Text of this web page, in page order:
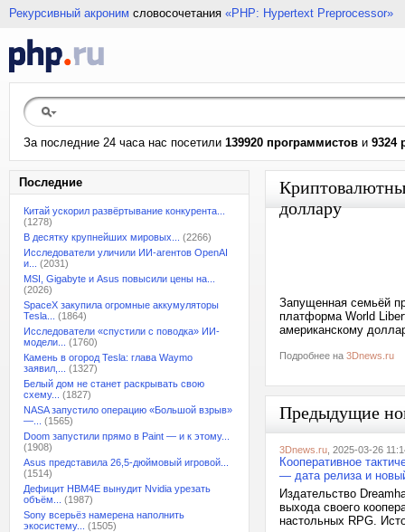
Рекурсивный акроним словосочетания «PHP: Hypertext Preprocessor»
За последние 24 часа нас посетили 139920 программистов и 9324
Последние
Китай ускорил развёртывание конкурента...
(1278)
В десятку крупнейших мировых...
(2266)
Исследователи уличили ИИ-агентов OpenAI
и...
(2031)
MSI, Gigabyte и Asus повысили цены на...
(2026)
SpaceX закупила огромные аккумуляторы
Tesla...
(1864)
Исследователи «спустили с поводка» ИИ-
модели...
(1760)
Камень в огород Tesla: глава Waymo
заявил,...
(1327)
Белый дом не станет раскрывать свою
схему...
(1827)
NASA запустило операцию «Большой взрыв»
—...
(1565)
Doom запустили прямо в Paint — и к этому...
(1908)
Asus представила 26,5-дюймовый игровой...
(1514)
Дефицит HBM4E вынудит Nvidia урезать
объём...
(1987)
Sony всерьёз намерена наполнить
экосистему...
(1505)
доллару
Запущенная семьёй
платформа World
американскому
Подробнее на 3Dnews.ru
Предыдущие
3Dnews.ru , 2025-03-26
Кооперативное
— дата релиза и
Издательство
выхода своего
настольных RPG.